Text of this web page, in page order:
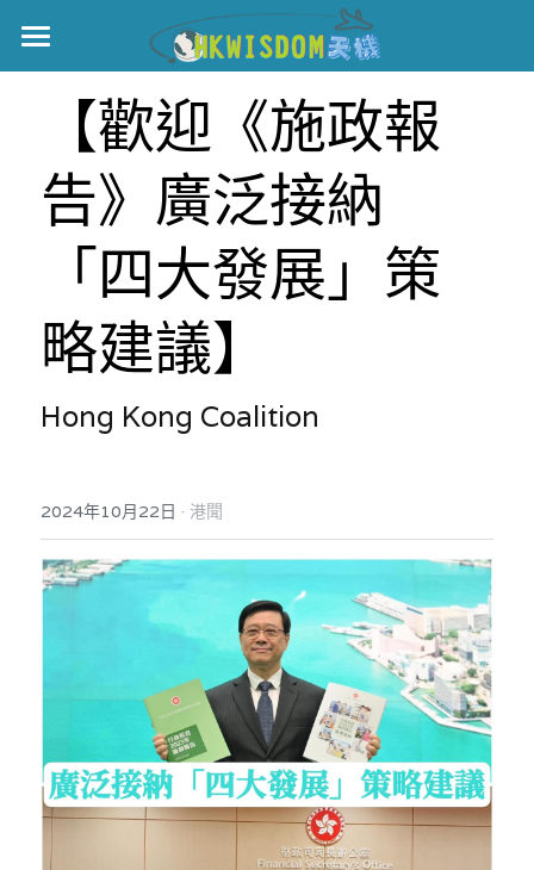
主頁
世界盃
伊美戰爭
黎智英案
正本清源•黎智英案
美西媒體謊言實錄
宏福火災
宏福‧革新
宏福苑聽證會
記錄．宏福苑火災
港聞
中國
娛樂
反華推手你要知
反華推手懶人包
民主派騙案十式
反華推手起底
美西霸凌內幕
林淑芳專欄
屈穎妍專欄
朱庭萱專欄
絕密法庭檔案
醫院口岸爆炸案
屠龍小隊案
吃喝玩指南
關於我們
【歡迎《施政報
告》廣泛接納
「四大發展」策
略建議】
Hong Kong Coalition
2024年10月22日 · 港聞